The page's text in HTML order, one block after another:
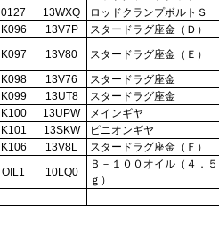
0127 13WXQ ロッドクランプボルトＳ
K096 13V7P スタードラグ座金（Ｄ）
K097 13V80 スタードラグ座金（Ｅ）
K098 13V76 スタードラグ座金
K099 13UT8 スタードラグ座金
K100 13UPW メインギヤ
K101 13SKW ピニオンギヤ
K106 13V8L スタードラグ座金（Ｆ）
OIL1 10LQ0
Ｂ－１００オイル（４．５
ｇ）